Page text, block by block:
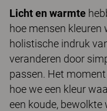
Licht en warmte
hoe mensen kleuren
holistische indruk
veranderen door
passen. Het
hoe we een kleur
een koude,